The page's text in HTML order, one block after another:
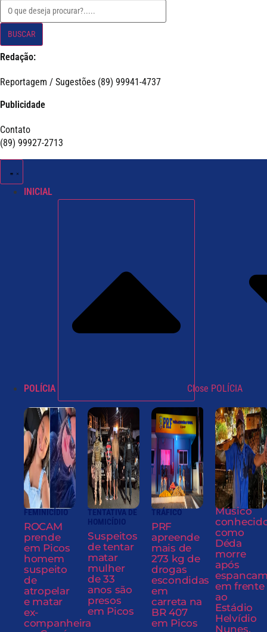
BUSCAR
Redação:
Reportagem / Sugestões (89) 99941-4737
Publicidade
Contato
(89) 99927-2713
INICIAL
POLÍCIA Close POLÍCIA
FEMINICÍDIO
ROCAM
prende
em Picos
homem
suspeito
de
atropelar
e matar
ex-
companheira
TENTATIVA DE
HOMICÍDIO
Suspeitos
de tentar
matar
mulher
de 33
anos são
presos
em Picos
TRÁFICO
PRF
apreende
mais de
273 kg de
drogas
escondidas
em
carreta na
BR 407
em Picos
Músico
como
Déda
morre
após
em frente
ao
Estádio
Helvídio
Nunes,